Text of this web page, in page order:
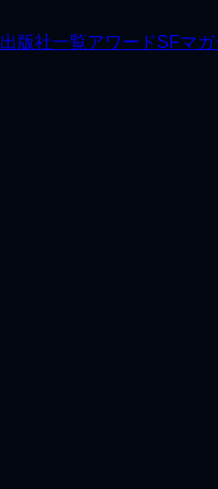
出版社一覧アワードSFマガ